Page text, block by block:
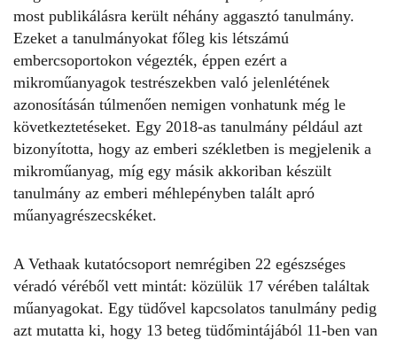
most publikálásra került néhány aggasztó tanulmány.
Ezeket a tanulmányokat főleg kis létszámú
embercsoportokon végezték, éppen ezért a
mikroműanyagok testrészekben való jelenlétének
azonosításán túlmenően nemigen vonhatunk még le
következtetéseket. Egy 2018-as tanulmány például azt
bizonyította, hogy az emberi székletben is megjelenik a
mikroműanyag, míg egy másik akkoriban készült
tanulmány az emberi méhlepényben talált apró
műanyagrészecskéket.
A Vethaak kutatócsoport nemrégiben 22 egészséges
véradó véréből vett mintát: közülük 17 vérében találtak
műanyagokat. Egy tüdővel kapcsolatos tanulmány pedig
azt mutatta ki, hogy 13 beteg tüdőmintájából 11-ben van